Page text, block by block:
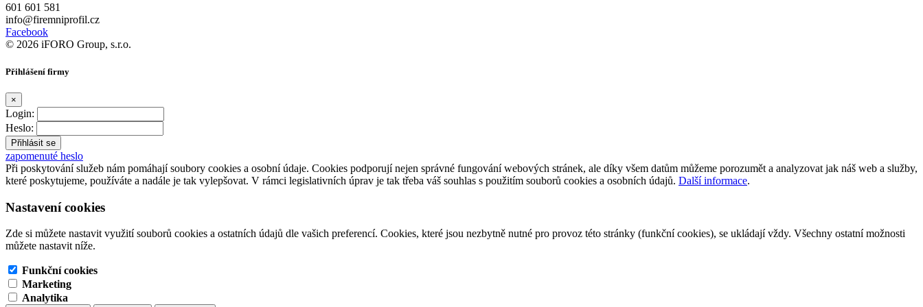
601 601 581
info@firemniprofil.cz
Facebook
© 2026 iFORO Group, s.r.o.
Přihlášení firmy
×
Login:
Heslo:
zapomenuté heslo
Při poskytování služeb nám pomáhají soubory cookies a osobní údaje. Cookies podporují nejen správné fungování webových stránek, ale díky všem datům můžeme porozumět a analyzovat jak náš web a služby,
které poskytujeme, používáte a nadále je tak vylepšovat. V rámci legislativních úprav je tak třeba váš souhlas s použitím souborů cookies a osobních údajů. Další informace.
Nastavení cookies
Zde si můžete nastavit využití souborů cookies a ostatních údajů dle vašich preferencí. Cookies, které jsou nezbytně nutné pro provoz této stránky (funkční cookies), se ukládají vždy. Všechny ostatní možnosti
můžete nastavit níže.
Funkční cookies
Marketing
Analytika